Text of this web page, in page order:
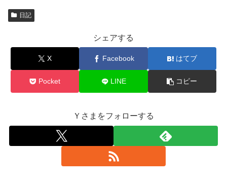
日記
シェアする
X Facebook はてブ
Pocket LINE コピー
Ｙさまをフォローする